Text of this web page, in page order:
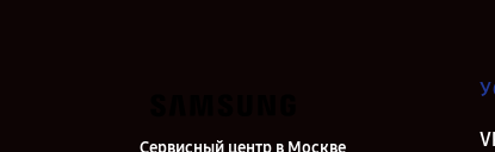
Сервисный центр в Москве